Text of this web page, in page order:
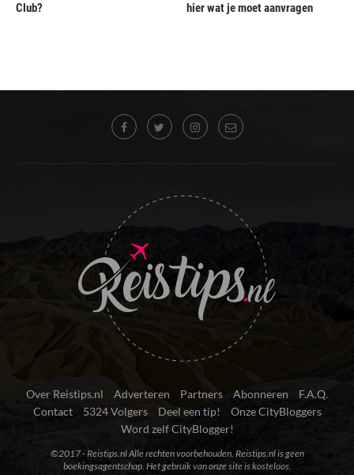
Club?
hier wat je moet aanvragen
Over Reistips.nl Adverteren Partners Abonneren
F.A.Q.
Contact
5324 Volgers Deel een tip!
Onze CityBloggers
Word zelf CityBlogger!
©2017 - Reistips.nl Alle rechten voorbehouden. Reistips.nl is geen
boekingsagentschap. Het gebruik van onze site is kosteloos.